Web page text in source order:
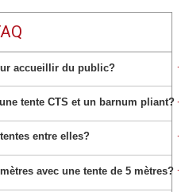
accueillir du public? +
tente CTS et un barnum pliant? +
entre elles? +
avec une tente de 5 mètres? +